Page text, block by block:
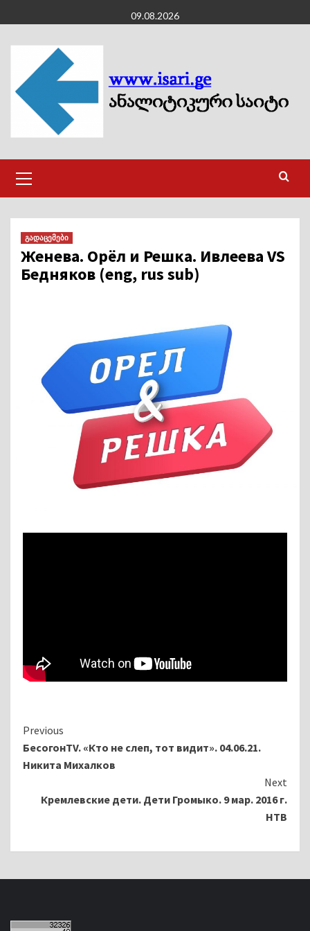
to
content
09.08.2026
Menu
გადაცემები
Женева. Орёл и Решка. Ивлеева VS
Бедняков (eng, rus sub)
Continue
Reading
Previous
БесогонTV. «Кто не слеп, тот видит». 04.06.21.
Никита Михалков
Next
Кремлевские дети. Дети Громыко. 9 мар. 2016 г.
HTB